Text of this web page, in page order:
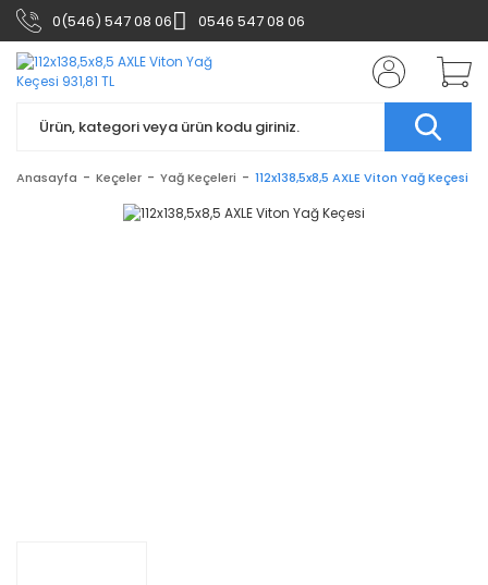
0(546) 547 08 06 0546 547 08 06
Anasayfa Keçeler Yağ Keçeleri 112x138,5x8,5 AXLE Viton Yağ Keçesi